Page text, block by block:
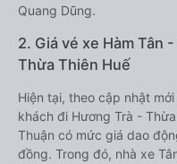
Quang Dũng.
2. Giá vé xe Hàm Tân
Thừa Thiên Huế
Hiện tại, theo cập nhật
khách đi Hương Trà -
Thuận có mức giá dao
đồng. Trong đó, nhà xe